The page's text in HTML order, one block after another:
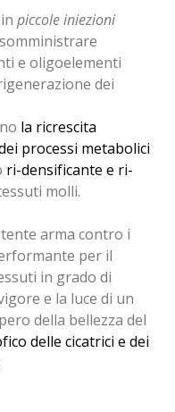
piccole iniezioni
e oligoelementi
dei
la ricrescita
processi metabolici
ri-densificante e ri-
molli.
arma contro i
per il
in grado di
e la luce di un
della bellezza del
delle cicatrici e dei